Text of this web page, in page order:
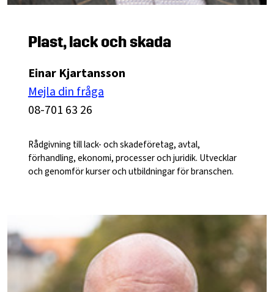
Plast, lack och skada
Einar Kjartansson
Mejla din fråga
08-701 63 26
Rådgivning till lack- och skadeföretag, avtal,
förhandling, ekonomi, processer och juridik. Utvecklar
och genomför kurser och utbildningar för branschen.